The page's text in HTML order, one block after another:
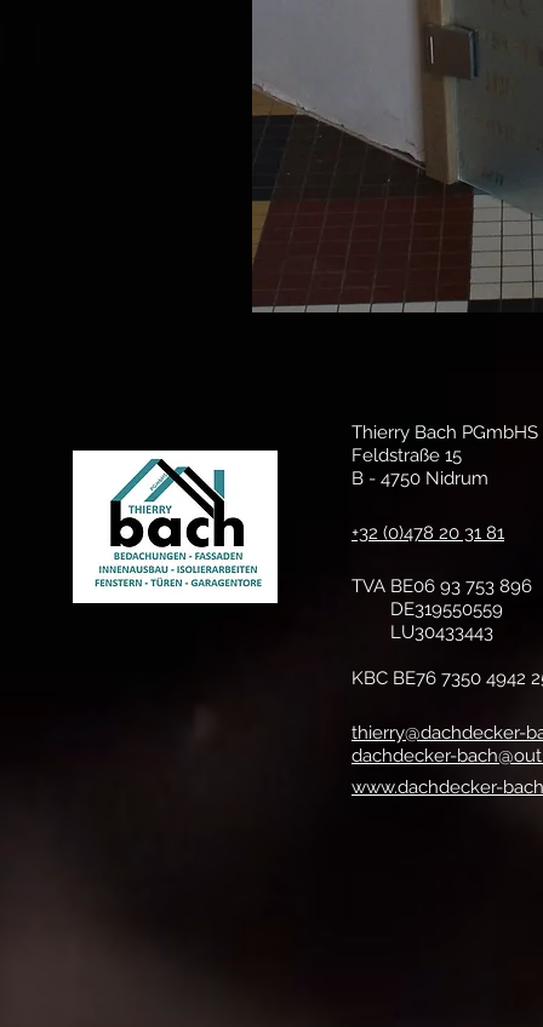
Thierry Bach PGmbHS
Feldstraße 15
B - 4750 Nidrum
+32 (0)478 20 31 81
TVA BE06 93 753 896
DE319550559
LU30433443
KBC BE76 7350 4942
thierry@dachdecker-
dachdecker-
www.dachdecker-